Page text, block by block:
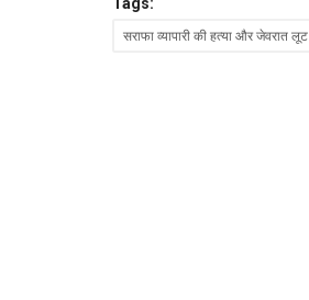
सराफा व्यापारी की हत्या और जेवरात